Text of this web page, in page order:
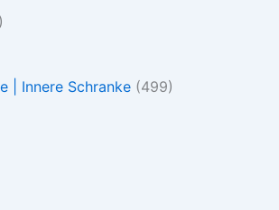
| Innere Schranke(499)